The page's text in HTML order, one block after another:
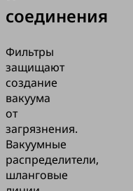
соединения
Фильтры
защищают
создание
вакуума
от
загрязнения.
Вакуумные
распределители,
шланговые